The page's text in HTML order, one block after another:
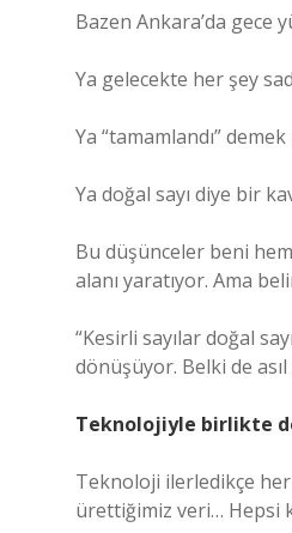
Bazen Ankara’da gece
Ya gelecekte her şey
Ya “tamamlandı”
Ya doğal sayı diye bir
Bu düşünceler beni
alanı yaratıyor. Ama
“Kesirli sayılar doğal
dönüşüyor. Belki de asıl
Teknolojiyle birlikte
Teknoloji ilerledikçe her
ürettiğimiz veri… Hepsi